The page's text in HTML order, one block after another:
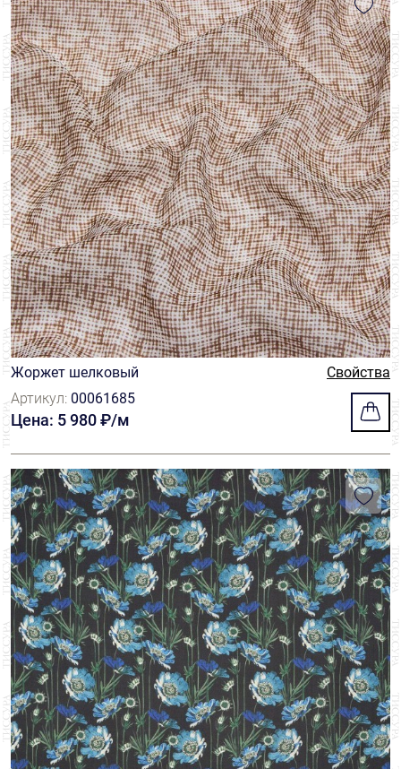
Жоржет шелковый
Свойства
Артикул: 00061685
Цена: 5 980 ₽/м